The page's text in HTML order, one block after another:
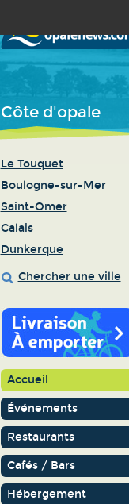
Côte d'opale
Le Touquet
Boulogne-sur-Mer
Saint-Omer
Calais
Dunkerque
Chercher une ville
Accueil
Événements
Restaurants
Cafés / Bars
Hébergement